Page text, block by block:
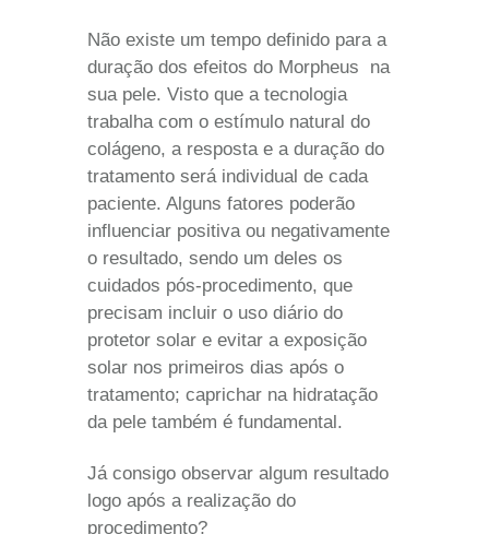
Não existe um tempo definido para a
duração dos efeitos do Morpheus na
sua pele. Visto que a tecnologia
trabalha com o estímulo natural do
colágeno, a resposta e a duração do
tratamento será individual de cada
paciente. Alguns fatores poderão
influenciar positiva ou negativamente
o resultado, sendo um deles os
cuidados pós-procedimento, que
precisam incluir o uso diário do
protetor solar e evitar a exposição
solar nos primeiros dias após o
tratamento; caprichar na hidratação
da pele também é fundamental.
Já consigo observar algum resultado
logo após a realização do
procedimento?